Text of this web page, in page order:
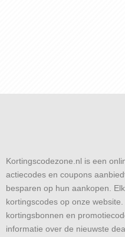
Kortingscodezone.nl is een
actiecodes en coupons
besparen op hun aankopen.
kortingscodes op onze
kortingsbonnen en
informatie over de nieuwste